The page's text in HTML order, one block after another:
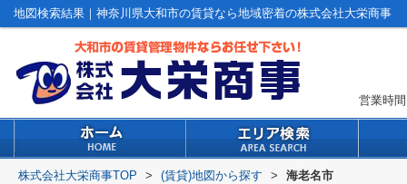
地図検索結果｜神奈川県大和市の賃貸なら地域密着の株式会社大栄商事
営業時
株式会社大栄商事TOP > (賃貸)地図から探す > 海老名市